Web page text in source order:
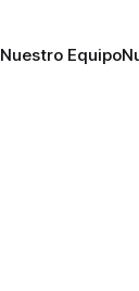
Nuestro Equipo